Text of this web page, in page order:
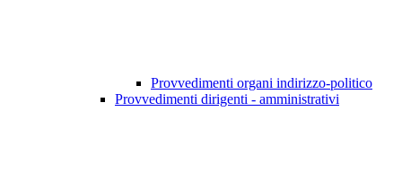
Provvedimenti organi indirizzo-politico
Provvedimenti dirigenti - amministrativi